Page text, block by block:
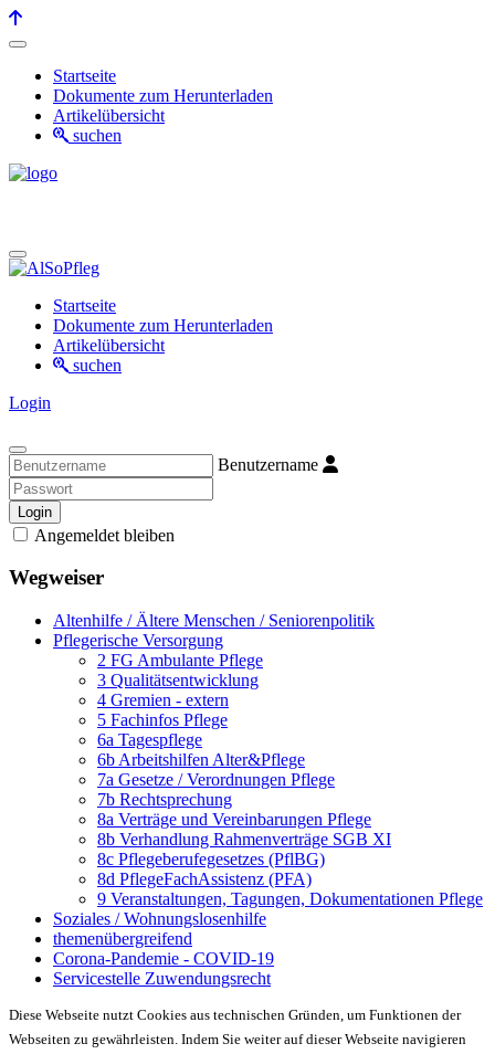
Startseite
Dokumente zum Herunterladen
Artikelübersicht
suchen
Startseite
Dokumente zum Herunterladen
Artikelübersicht
suchen
Login
Benutzername
Login
Angemeldet bleiben
Wegweiser
Altenhilfe / Ältere Menschen / Seniorenpolitik
Pflegerische Versorgung
2 FG Ambulante Pflege
3 Qualitätsentwicklung
4 Gremien - extern
5 Fachinfos Pflege
6a Tagespflege
6b Arbeitshilfen Alter&Pflege
7a Gesetze / Verordnungen Pflege
7b Rechtsprechung
8a Verträge und Vereinbarungen Pflege
8b Verhandlung Rahmenverträge SGB XI
8c Pflegeberufegesetzes (PflBG)
8d PflegeFachAssistenz (PFA)
9 Veranstaltungen, Tagungen, Dokumentationen Pflege
Soziales / Wohnungslosenhilfe
themenübergreifend
Corona-Pandemie - COVID-19
Servicestelle Zuwendungsrecht
Diese Webseite nutzt Cookies aus technischen Gründen, um Funktionen der
Webseiten zu gewährleisten. Indem Sie weiter auf dieser Webseite navigieren